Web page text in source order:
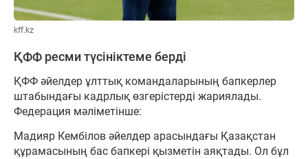
kff.kz
ҚФФ ресми түсініктеме берді
ҚФФ әйелдер ұлттық командаларының бапкерлер
штабындағы кадрлық өзгерістерді жариялады.
Федерация мәліметінше:
Мадияр Кембілов әйелдер арасындағы Қазақстан
құрамасының бас бапкері қызметін аяқтады. Ол бұл